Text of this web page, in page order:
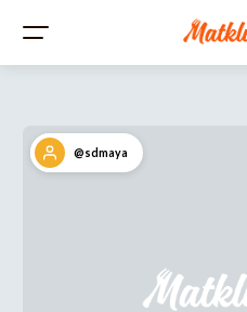
@sdmaya